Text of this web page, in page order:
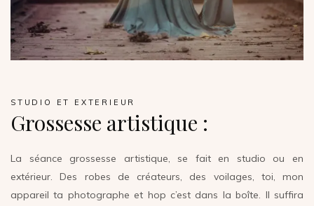
STUDIO ET EXTERIEUR
Grossesse artistique :
La séance grossesse artistique, se fait en studio ou en
extérieur. Des robes de créateurs, des voilages, toi, mon
appareil ta photographe et hop c’est dans la boîte. Il suffira